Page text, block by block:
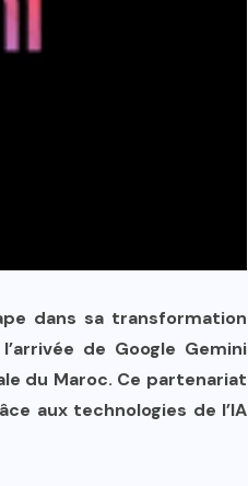
dans sa transformation
de Google Gemini
du Maroc. Ce partenariat
aux technologies de l’IA